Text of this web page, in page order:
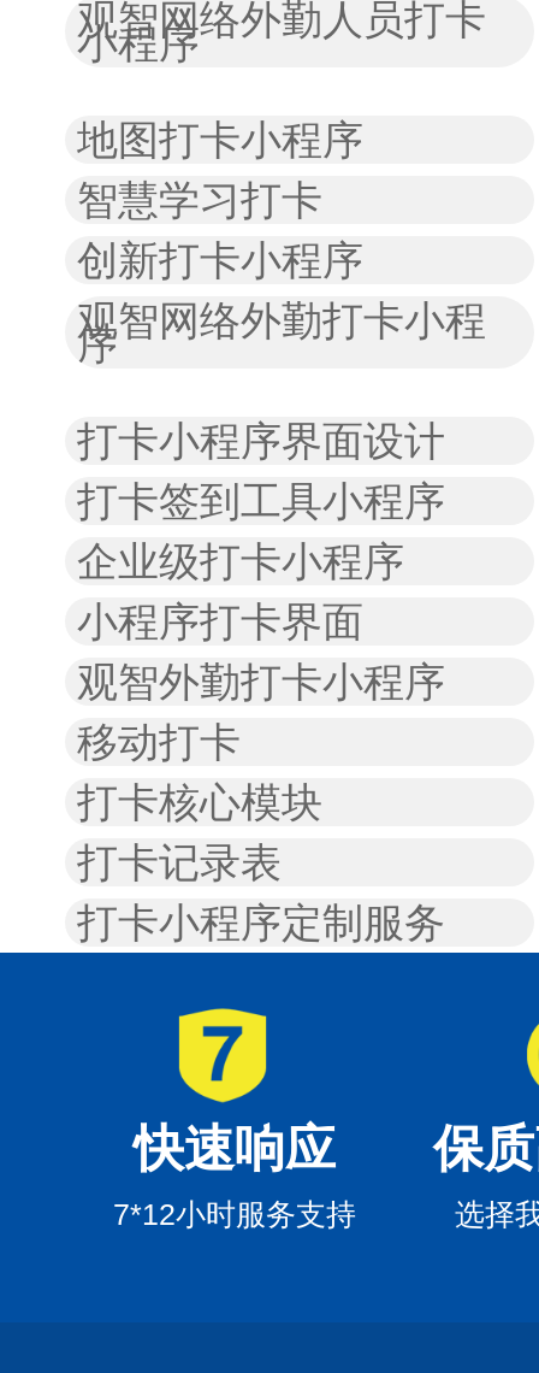
观智网络外勤人员打卡
小程序
地图打卡小程序
智慧学习打卡
创新打卡小程序
观智网络外勤打卡小程
序
打卡小程序界面设计
打卡签到工具小程序
企业级打卡小程序
小程序打卡界面
观智外勤打卡小程序
移动打卡
打卡核心模块
打卡记录表
打卡小程序定制服务
快速响应
7*12小时服务支持
保
选择